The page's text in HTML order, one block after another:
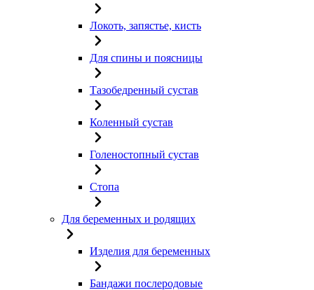
Локоть, запястье, кисть
Для спины и поясницы
Тазобедренный сустав
Коленный сустав
Голеностопный сустав
Стопа
Для беременных и родящих
Изделия для беременных
Бандажи послеродовые